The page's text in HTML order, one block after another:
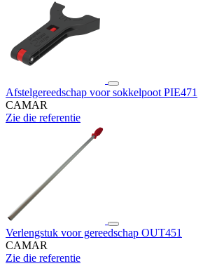
Afstelgereedschap voor sokkelpoot PIE471
CAMAR
Zie die referentie
Verlengstuk voor gereedschap OUT451
CAMAR
Zie die referentie